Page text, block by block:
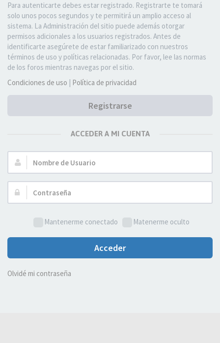
Para autenticarte debes estar registrado. Registrarte te tomará
solo unos pocos segundos y te permitirá un amplio acceso al
sistema. La Administración del sitio puede además otorgar
permisos adicionales a los usuarios registrados. Antes de
identificarte asegúrete de estar familiarizado con nuestros
términos de uso y políticas relacionadas. Por favor, lee las normas
de los foros mientras navegas por el sitio.
Condiciones de uso | Política de privacidad
Registrarse
ACCEDER A MI CUENTA
Nombre
de
Usuario:
Contraseña:
Mantenerme conectado Matenerme oculto
Acceder
Olvidé mi contraseña